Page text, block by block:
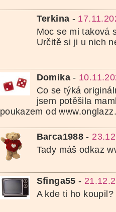
Terkina -
Moc se mi taková
Určitě si ji u nich
Domika-
Co se týká
jsem potěšila
poukazem od
Barca1988 -
Tady máš odkaz
Sfinga55 -
A kde ti ho koupil?